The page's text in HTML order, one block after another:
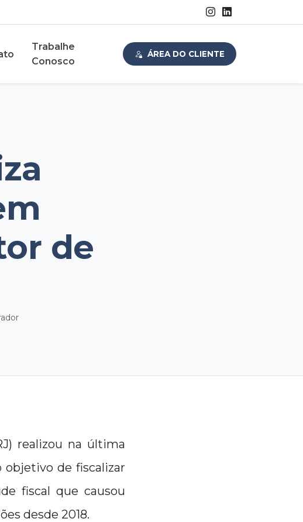
Trabalhe
Conosco
ÁREA DO CLIENTE
de
realizou na última
objetivo de fiscalizar
fiscal que causou
desde 2018.